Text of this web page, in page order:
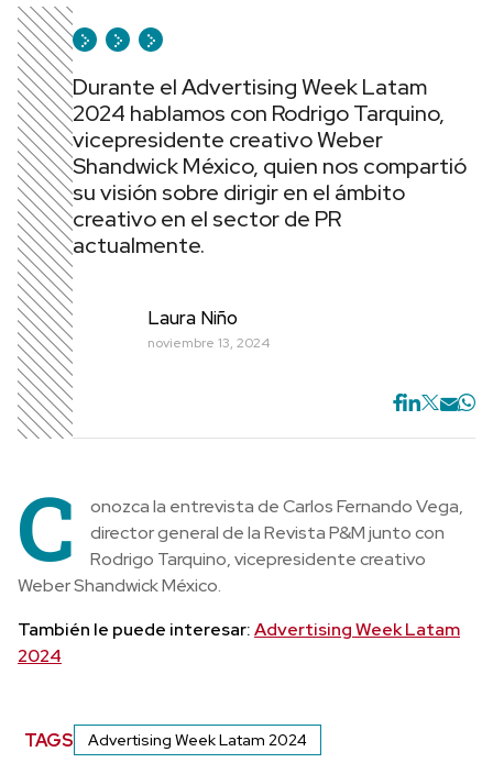
Durante el Advertising Week Latam
2024 hablamos con Rodrigo Tarquino,
vicepresidente creativo Weber
Shandwick México, quien nos compartió
su visión sobre dirigir en el ámbito
creativo en el sector de PR
actualmente.
Laura Niño
noviembre 13, 2024
C
onozca la entrevista de Carlos Fernando Vega,
director general de la Revista P&M junto con
Rodrigo Tarquino, vicepresidente creativo
Weber Shandwick México.
También le puede interesar:Advertising Week Latam
2024
TAGS Advertising Week Latam 2024